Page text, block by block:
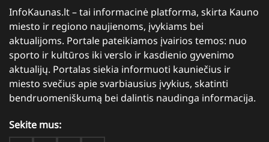
InfoKaunas.lt – tai informacinė platforma, skirta Kauno
miesto ir regiono naujienoms, įvykiams bei
aktualijoms. Portale pateikiamos įvairios temos: nuo
sporto ir kultūros iki verslo ir kasdienio gyvenimo
aktualijų. Portalas siekia informuoti kauniečius ir
miesto svečius apie svarbiausius įvykius, skatinti
bendruomeniškumą bei dalintis naudinga informacija.
Sekite mus: